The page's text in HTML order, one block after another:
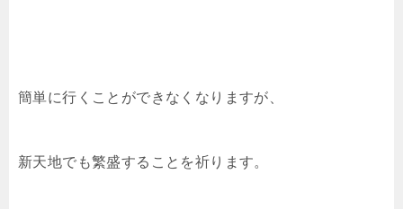
簡単に行くことができなくなりますが、
新天地でも繁盛することを祈ります。